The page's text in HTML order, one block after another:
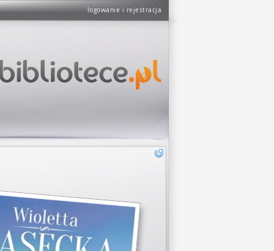
logowanie i rejestracja